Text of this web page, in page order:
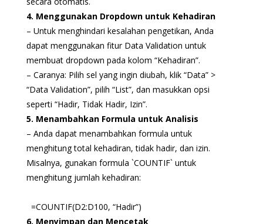
4. Menggunakan Dropdown untuk Kehadiran
– Untuk menghindari kesalahan pengetikan, Anda
dapat menggunakan fitur Data Validation untuk
membuat dropdown pada kolom “Kehadiran”.
– Caranya: Pilih sel yang ingin diubah, klik “Data” >
“Data Validation”, pilih “List”, dan masukkan opsi
seperti “Hadir, Tidak Hadir, Izin”.
5. Menambahkan Formula untuk Analisis
– Anda dapat menambahkan formula untuk
menghitung total kehadiran, tidak hadir, dan izin.
Misalnya, gunakan formula `COUNTIF` untuk
menghitung jumlah kehadiran:
=COUNTIF(D2:D100, “Hadir”)
6. Menyimpan dan Mencetak